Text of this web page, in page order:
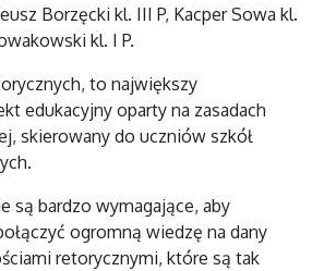
Borzęcki kl. III P, Kacper Sowa kl.
kl. I P.
to największy
edukacyjny oparty na zasadach
skierowany do uczniów szkół
są bardzo wymagające, aby
ogromną wiedzę na dany
retorycznymi, które są tak